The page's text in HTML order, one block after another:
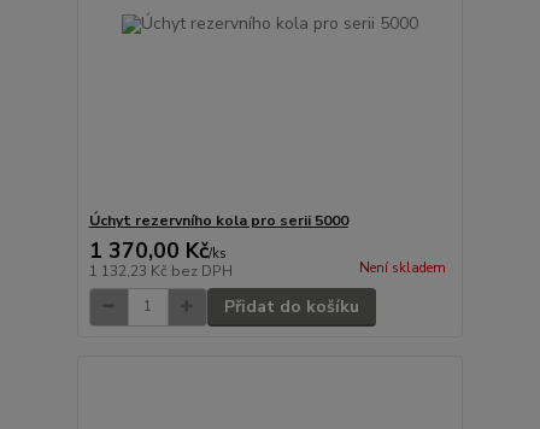
Úchyt rezervního kola pro serii 5000
1 370,00 Kč/ks
1 132,23 Kč bez DPH Není skladem
Přidat do košíku